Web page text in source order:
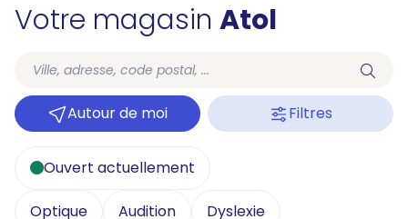
Votre magasin Atol
Autour de moi Filtres
Ouvert actuellement
Optique Audition Dyslexie